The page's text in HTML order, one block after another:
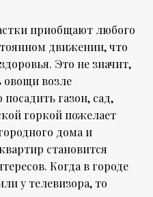
приобщают любого
движении, что
Это не значит,
овощи возле
газон, сад,
горкой пожелает
дома и
становится
Когда в городе
у телевизора, то